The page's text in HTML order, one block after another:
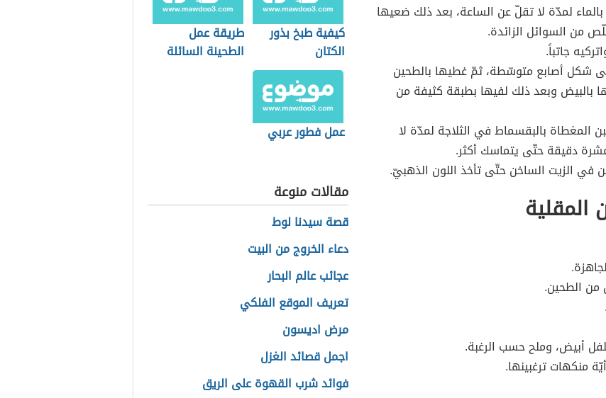
بالماء لمدّة لا تقلّ عن الساعة، بعد ذلك ضعيها
من السوائل الزائدة.
جاتباً.
شكل أصابع متوسّطة، ثمّ غطيها بالطحين
بالبيض وبعد ذلك لفيها بطبقة كثيفة من
المغطاة بالبقسماط في الثلاجة لمدّة لا
دقيقة حتّى يتماسك أكثر.
في الزيت الساخن حتّى تأخذ اللون الذهبيّ.
المقلية
من الطحين.
أبيض، وملح حسب الرغبة.
منكهات ترغبينها.
كيفية طبخ بذور
الكتان
طريقة عمل
الطحينة السائلة
عمل فطور عربي
مقالات منوعة
قصة سيدنا لوط
دعاء الخروج من البيت
عجائب عالم البحار
تعريف الموقع الفلكي
مرض اديسون
اجمل قصائد الغزل
فوائد شرب القهوة على الريق